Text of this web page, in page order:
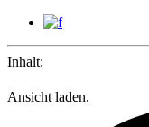
Inhalt:
Ansicht laden.